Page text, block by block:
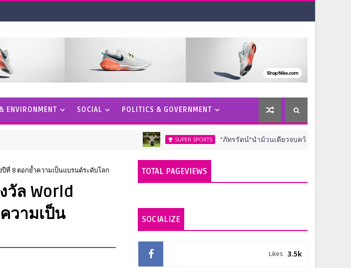
ENVIRONMENT SOCIAL POLITICS & GOVERNMENT
SUPER SPORTS “ภัทรรัตน์”นำม้วนเดียวจบคว้าแชมป์”สิงห์-เอ็นเอสดีเอ
ปีที่ 8 ตอกย้ำความเป็นแบรนด์ระดับโลก
วัล World
วามเป็น
TOTAL PAGEVIEWS
SOCIALIZE
3.5k
Likes